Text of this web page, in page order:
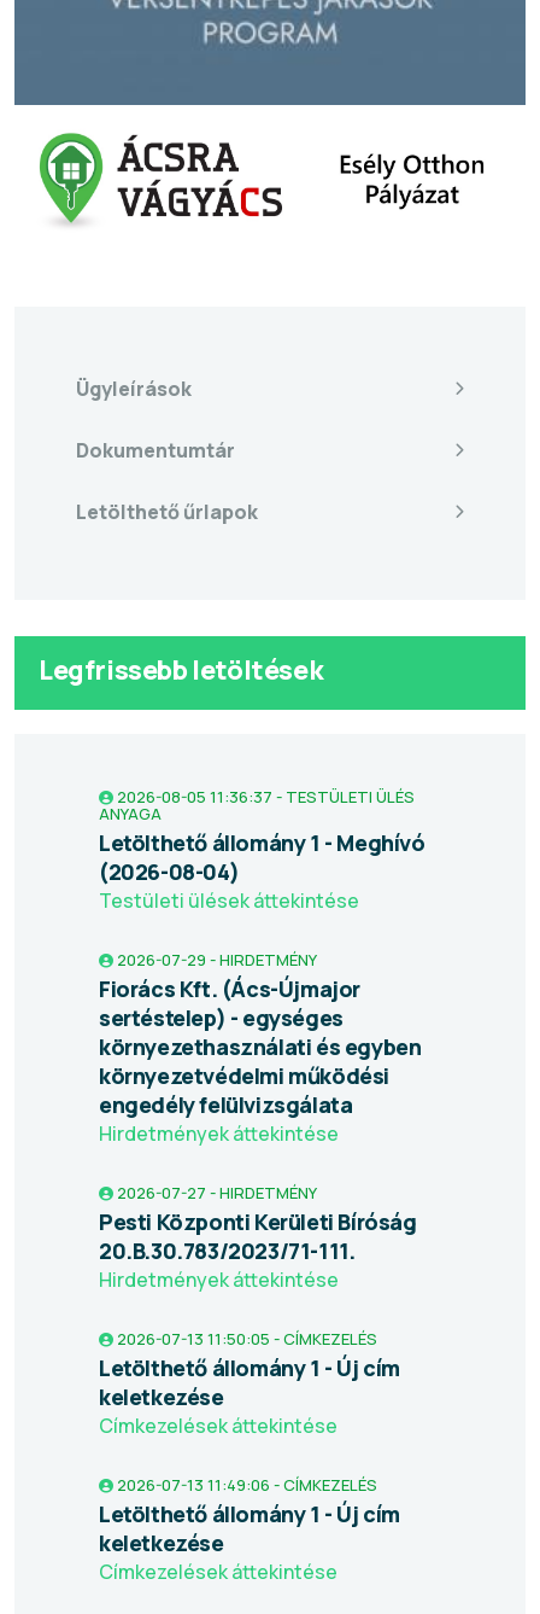
Ügyleírások
Dokumentumtár
Letölthető űrlapok
Legfrissebb letöltések
2026-08-05 11:36:37 - TESTÜLETI ÜLÉS
ANYAGA
Letölthető állomány 1 - Meghívó
(2026-08-04)
Testületi ülések áttekintése
2026-07-29 - HIRDETMÉNY
Fiorács Kft. (Ács-Újmajor
sertéstelep) - egységes
környezethasználati és egyben
környezetvédelmi működési
engedély felülvizsgálata
Hirdetmények áttekintése
2026-07-27 - HIRDETMÉNY
Pesti Központi Kerületi Bíróság
20.B.30.783/2023/71-111.
Hirdetmények áttekintése
2026-07-13 11:50:05 - CÍMKEZELÉS
Letölthető állomány 1 - Új cím
keletkezése
Címkezelések áttekintése
2026-07-13 11:49:06 - CÍMKEZELÉS
Letölthető állomány 1 - Új cím
keletkezése
Címkezelések áttekintése